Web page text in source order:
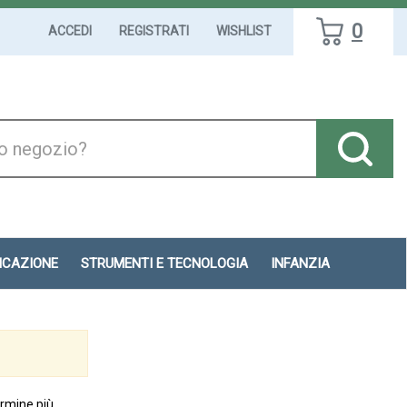
ACCEDI REGISTRATI WISHLIST 0
STRUMENTI E TECNOLOGIA INFANZIA